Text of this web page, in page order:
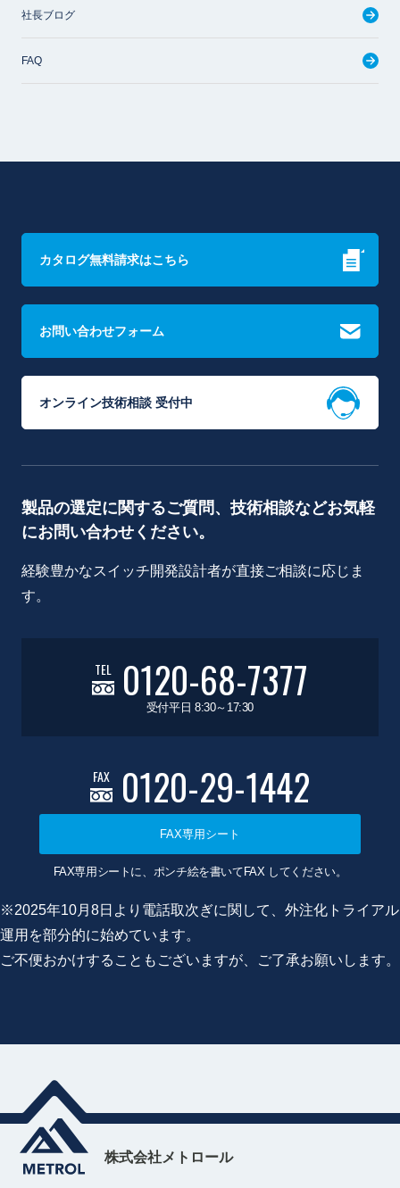
社長ブログ
FAQ
カタログ無料請求はこちら
お問い合わせフォーム
オンライン技術相談 受付中
製品の選定に関するご質問、技術相談などお気軽
にお問い合わせください。
経験豊かなスイッチ開発設計者が直接ご相談に応じま
す。
TEL 0120-68-7377
受付平日 8:30～17:30
FAX 0120-29-1442
FAX専用シート
FAX専用シートに、ポンチ絵を書いてFAX してください。
※2025年10月8日より電話取次ぎに関して、外注化トライアル
運用を部分的に始めています。
ご不便おかけすることもございますが、ご了承お願いします。
株式会社メトロール